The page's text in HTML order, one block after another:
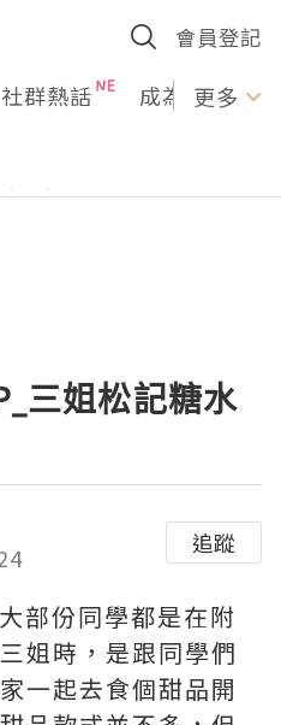
會員登記
社群熱話 成為U更多
三姐松記糖水
追蹤
部份同學都是在附
姐時，是跟同學們
一起去食個甜品開